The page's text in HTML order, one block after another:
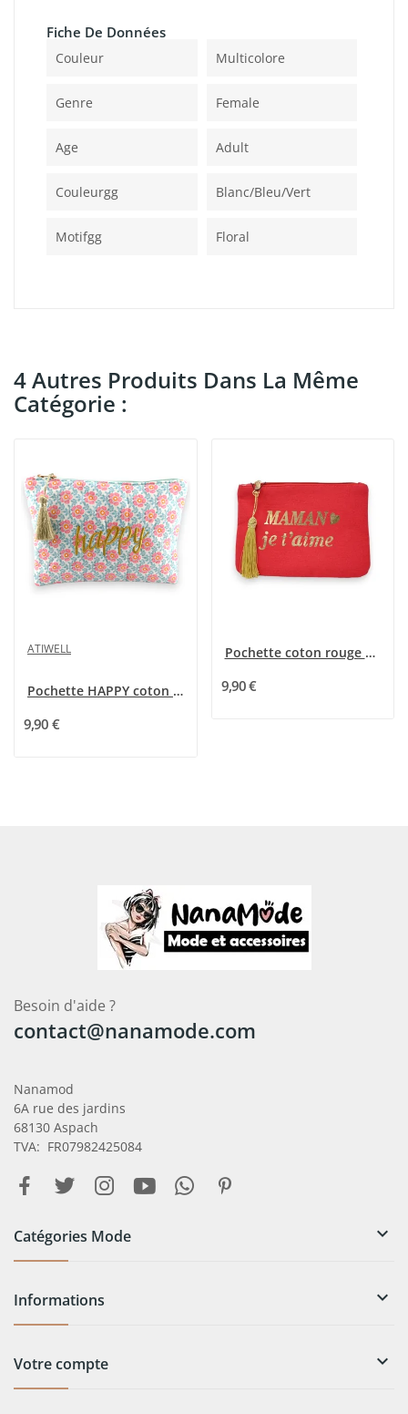
Fiche De Données
Couleur Multicolore
Genre Female
Age Adult
Couleurgg Blanc/bleu/vert
Motifgg Floral
4 Autres Produits Dans La Même
Catégorie :
ATIWELL
Pochette HAPPY coton imprimé fleurs rose et...
9,90 €
Pochette coton rouge Maman je t'aime
9,90 €
Besoin d'aide ?
contact@nanamode.com
Nanamod
6A rue des jardins
68130 Aspach
TVA: FR07982425084
Catégories Mode 
Informations 
Votre compte 